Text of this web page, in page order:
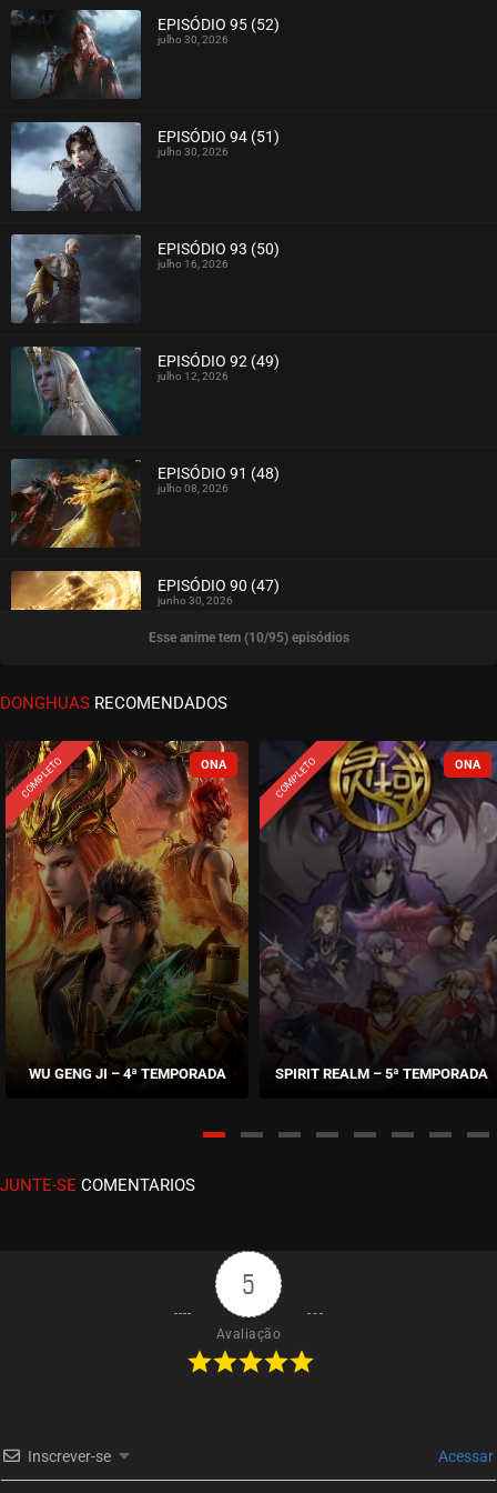
EPISÓDIO 95 (52)
julho 30, 2026
EPISÓDIO 94 (51)
julho 30, 2026
EPISÓDIO 93 (50)
julho 16, 2026
EPISÓDIO 92 (49)
julho 12, 2026
EPISÓDIO 91 (48)
julho 08, 2026
ASSISTIDO
EPISÓDIO 90 (47)
junho 30, 2026
ASSISTIDO
EPISÓDIO 89 (46)
ASSISTIDO
EPISÓDIO 88 (45)
junho 16, 2026
ASSISTIDO
EPISÓDIO 87 (44)
junho 09, 2026
EPISÓDIO 86 (43)
junho 02, 2026
ASSISTIDO
EPISÓDIO 84 (41)
maio 19, 2026
EPISÓDIO 83 (40)
EPISÓDIO 82 (39)
Esse anime tem (10/95) episódios
DONGHUAS RECOMENDADOS
COMPLETO
WU GENG JI – 4ª TEMPORADA
COMPLETO
SPIRIT REALM – 5ª TEMPORADA
JUNTE-SE COMENTARIOS
5
Avaliação
Inscrever-se Acessar